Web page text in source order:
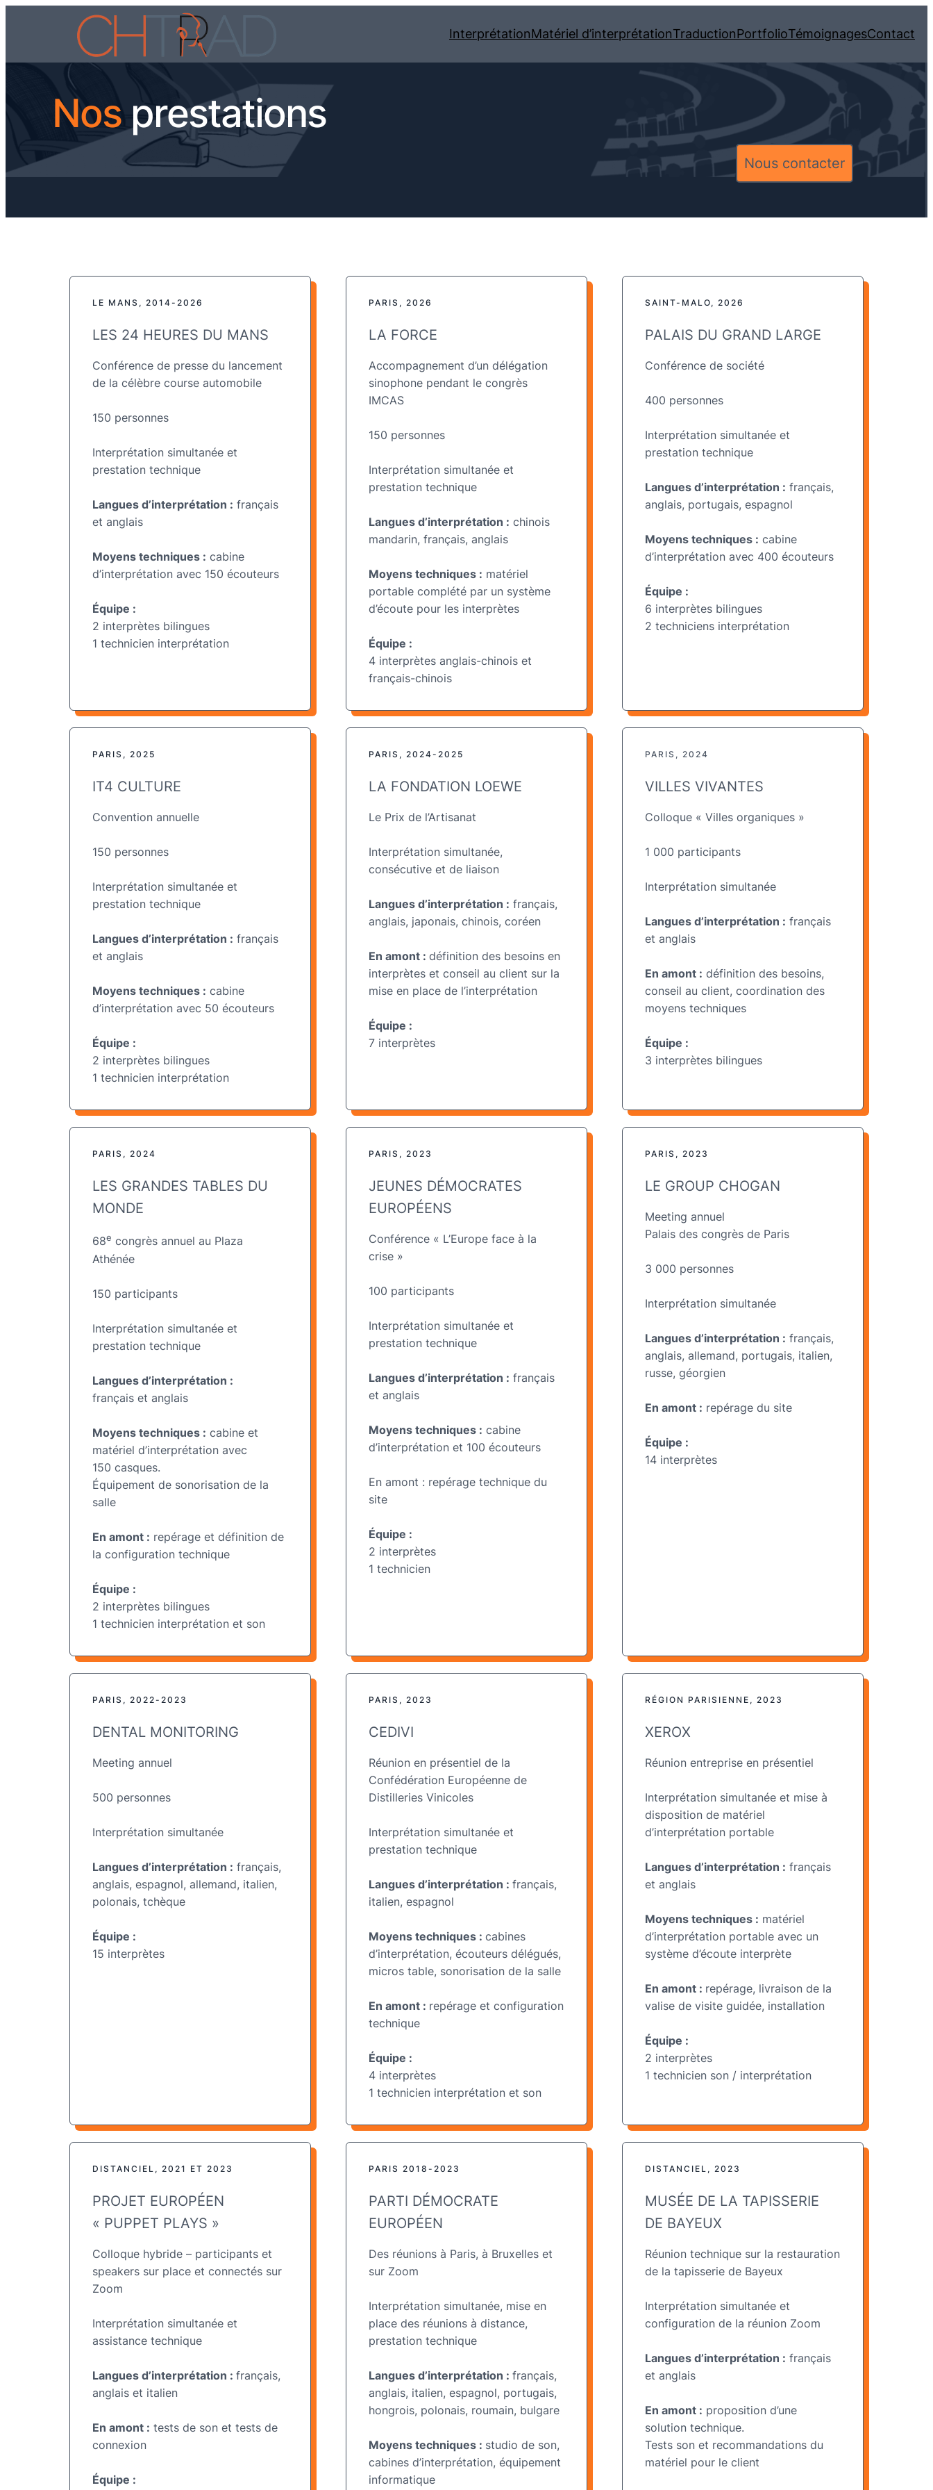
InterprétationMatériel d’interprétationTraductionPortfolioTémoignagesContact
Nos prestations
Nous contacter
LE MANS, 2014-2026
LES 24 HEURES DU MANS
Conférence de presse du lancement
de la célèbre course automobile
150 personnes
Interprétation simultanée et
prestation technique
Langues d’interprétation : français
et anglais
Moyens techniques : cabine
d’interprétation avec 150 écouteurs
Équipe :
2 interprètes bilingues
1 technicien interprétation
PARIS, 2026
LA FORCE
Accompagnement d’un délégation
sinophone pendant le congrès
IMCAS
150 personnes
Interprétation simultanée et
prestation technique
Langues d’interprétation : chinois
mandarin, français, anglais
Moyens techniques : matériel
portable complété par un système
d’écoute pour les interprètes
Équipe :
4 interprètes anglais-chinois et
français-chinois
SAINT-MALO, 2026
PALAIS DU GRAND LARGE
Conférence de société
400 personnes
Interprétation simultanée et
prestation technique
Langues d’interprétation : français,
anglais, portugais, espagnol
Moyens techniques : cabine
d’interprétation avec 400 écouteurs
Équipe :
6 interprètes bilingues
2 techniciens interprétation
PARIS, 2025
IT4 CULTURE
Convention annuelle
150 personnes
Interprétation simultanée et
prestation technique
Langues d’interprétation : français
et anglais
Moyens techniques : cabine
d’interprétation avec 50 écouteurs
Équipe :
2 interprètes bilingues
1 technicien interprétation
PARIS, 2024-2025
LA FONDATION LOEWE
Le Prix de l’Artisanat
Interprétation simultanée,
consécutive et de liaison
Langues d’interprétation : français,
anglais, japonais, chinois, coréen
En amont : définition des besoins en
interprètes et conseil au client sur la
mise en place de l’interprétation
Équipe :
7 interprètes
PARIS, 2024
VILLES VIVANTES
Colloque « Villes organiques »
1 000 participants
Interprétation simultanée
Langues d’interprétation : français
et anglais
En amont : définition des besoins,
conseil au client, coordination des
moyens techniques
Équipe :
3 interprètes bilingues
PARIS, 2024
LES GRANDES TABLES DU
MONDE
68e congrès annuel au Plaza
Athénée
150 participants
Interprétation simultanée et
prestation technique
Langues d’interprétation :
français et anglais
Moyens techniques : cabine et
matériel d’interprétation avec
150 casques.
Équipement de sonorisation de la
salle
En amont : repérage et définition de
la configuration technique
Équipe :
2 interprètes bilingues
1 technicien interprétation et son
PARIS, 2023
JEUNES DÉMOCRATES
EUROPÉENS
Conférence « L’Europe face à la
crise »
100 participants
Interprétation simultanée et
prestation technique
Langues d’interprétation : français
et anglais
Moyens techniques : cabine
d’interprétation et 100 écouteurs
En amont : repérage technique du
site
Équipe :
2 interprètes
1 technicien
PARIS, 2023
LE GROUP CHOGAN
Meeting annuel
Palais des congrès de Paris
3 000 personnes
Interprétation simultanée
Langues d’interprétation : français,
anglais, allemand, portugais, italien,
russe, géorgien
En amont : repérage du site
Équipe :
14 interprètes
PARIS, 2022-2023
DENTAL MONITORING
Meeting annuel
500 personnes
Interprétation simultanée
Langues d’interprétation : français,
anglais, espagnol, allemand, italien,
polonais, tchèque
Équipe :
15 interprètes
PARIS, 2023
CEDIVI
Réunion en présentiel de la
Confédération Européenne de
Distilleries Vinicoles
Interprétation simultanée et
prestation technique
Langues d’interprétation : français,
italien, espagnol
Moyens techniques : cabines
d’interprétation, écouteurs délégués,
micros table, sonorisation de la salle
En amont : repérage et configuration
technique
Équipe :
4 interprètes
1 technicien interprétation et son
RÉGION PARISIENNE, 2023
XEROX
Réunion entreprise en présentiel
Interprétation simultanée et mise à
disposition de matériel
d’interprétation portable
Langues d’interprétation : français
et anglais
Moyens techniques : matériel
d’interprétation portable avec un
système d’écoute interprète
En amont : repérage, livraison de la
valise de visite guidée, installation
Équipe :
2 interprètes
1 technicien son / interprétation
DISTANCIEL, 2021 ET 2023
PROJET EUROPÉEN
« PUPPET PLAYS »
Colloque hybride – participants et
speakers sur place et connectés sur
Zoom
Interprétation simultanée et
assistance technique
Langues d’interprétation : français,
anglais et italien
En amont : tests de son et tests de
connexion
Équipe :
PARIS 2018-2023
PARTI DÉMOCRATE
EUROPÉEN
Des réunions à Paris, à Bruxelles et
sur Zoom
Interprétation simultanée, mise en
place des réunions à distance,
prestation technique
Langues d’interprétation : français,
anglais, italien, espagnol, portugais,
hongrois, polonais, roumain, bulgare
Moyens techniques : studio de son,
cabines d’interprétation, équipement
informatique
DISTANCIEL, 2023
MUSÉE DE LA TAPISSERIE
DE BAYEUX
Réunion technique sur la restauration
de la tapisserie de Bayeux
Interprétation simultanée et
configuration de la réunion Zoom
Langues d’interprétation : français
et anglais
En amont : proposition d’une
solution technique.
Tests son et recommandations du
matériel pour le client